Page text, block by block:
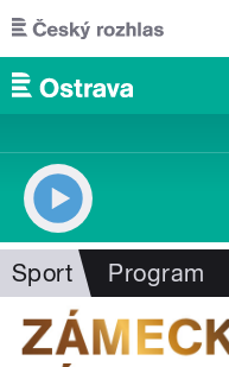
Přejít k hlavnímu obsahu
Sport Program